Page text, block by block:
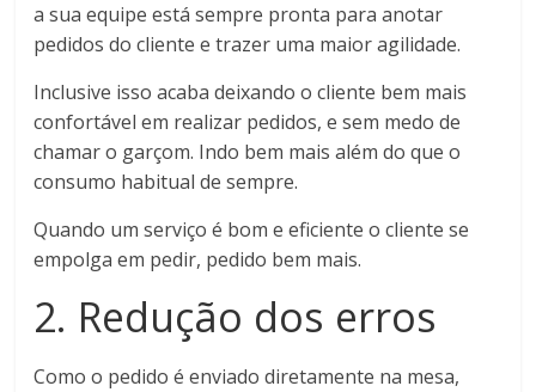
a sua equipe está sempre pronta para anotar
pedidos do cliente e trazer uma maior agilidade.
Inclusive isso acaba deixando o cliente bem mais
confortável em realizar pedidos, e sem medo de
chamar o garçom. Indo bem mais além do que o
consumo habitual de sempre.
Quando um serviço é bom e eficiente o cliente se
empolga em pedir, pedido bem mais.
2. Redução dos erros
Como o pedido é enviado diretamente na mesa,